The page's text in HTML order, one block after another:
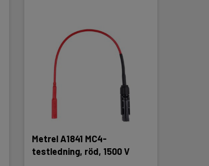
Metrel A1841 MC4-
testledning, röd, 1500 V